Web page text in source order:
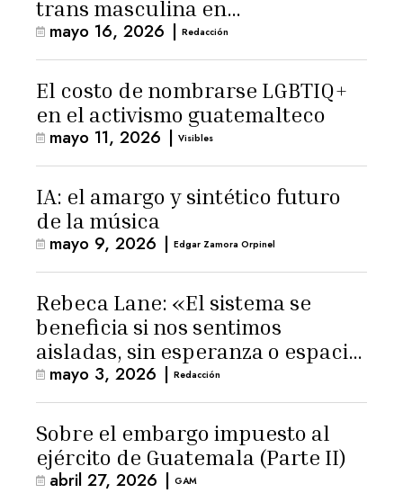
trans masculina en
Latinoamérica
mayo 16, 2026 | Redacción
El costo de nombrarse LGBTIQ+
en el activismo guatemalteco
mayo 11, 2026 | Visibles
IA: el amargo y sintético futuro
de la música
mayo 9, 2026 | Edgar Zamora Orpinel
Rebeca Lane: «El sistema se
beneficia si nos sentimos
aisladas, sin esperanza o espacio
para la ternura»
mayo 3, 2026 | Redacción
Sobre el embargo impuesto al
ejército de Guatemala (Parte II)
abril 27, 2026 | GAM